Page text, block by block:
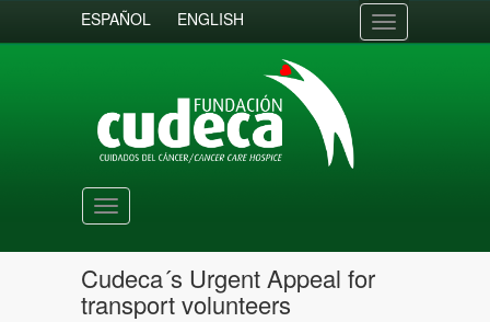
ESPAÑOL ENGLISH
Toggle
navigation
Toggle
navigation
Cudeca´s Urgent Appeal for
transport volunteers